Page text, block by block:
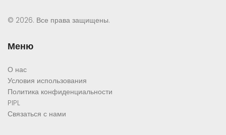
© 2026. Все права защищены.
Меню
О нас
Условия использования
Политика конфиденциальности
PIPL
Связаться с нами